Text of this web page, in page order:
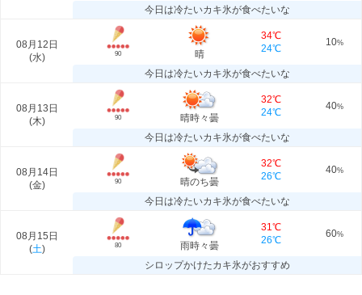
今日は冷たいカキ氷が食べたいな
08月12日
(水) 90 晴
34℃
24℃
10%
今日は冷たいカキ氷が食べたいな
08月13日
(木) 90 晴時々曇
32℃
24℃
40%
今日は冷たいカキ氷が食べたいな
08月14日
(金) 90 晴のち曇
32℃
26℃
40%
今日は冷たいカキ氷が食べたいな
08月15日
(土) 80 雨時々曇
31℃
26℃
60%
シロップかけたカキ氷がおすすめ